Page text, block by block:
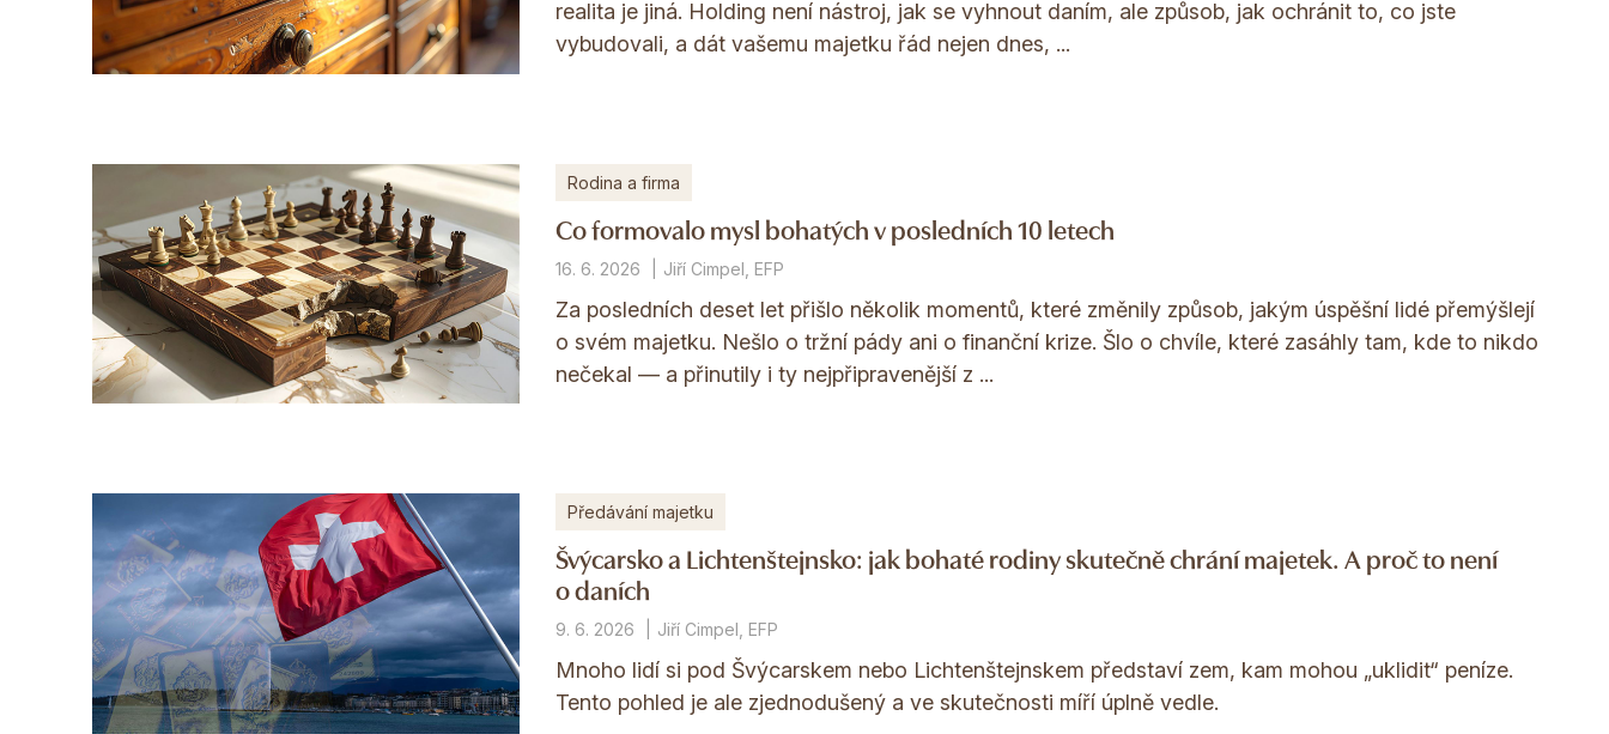
realita je jiná. Holding není nástroj, jak se vyhnout daním, ale způsob, jak ochránit to, co jste
vybudovali, a dát vašemu majetku řád nejen dnes, ...
Rodina a firma
Co formovalo mysl bohatých v posledních 10 letech
16. 6. 2026 Jiří Cimpel, EFP
Za posledních deset let přišlo několik momentů, které změnily způsob, jakým úspěšní lidé přemýšlejí
o svém majetku. Nešlo o tržní pády ani o finanční krize. Šlo o chvíle, které zasáhly tam, kde to nikdo
nečekal — a přinutily i ty nejpřipravenější z ...
Předávání majetku
Švýcarsko a Lichtenštejnsko: jak bohaté rodiny skutečně chrání majetek. A proč to není
o daních
9. 6. 2026 Jiří Cimpel, EFP
Mnoho lidí si pod Švýcarskem nebo Lichtenštejnskem představí zem, kam mohou „uklidit“ peníze.
Tento pohled je ale zjednodušený a ve skutečnosti míří úplně vedle.